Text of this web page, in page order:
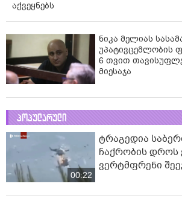
აქვეყნებს
ნიკა მელიას
უპატივცემლობის
6 თვით
მიესაჯა
პოპულარული
00:22
ტრაგედია
ჩაქრობის
ვერტმფრენი